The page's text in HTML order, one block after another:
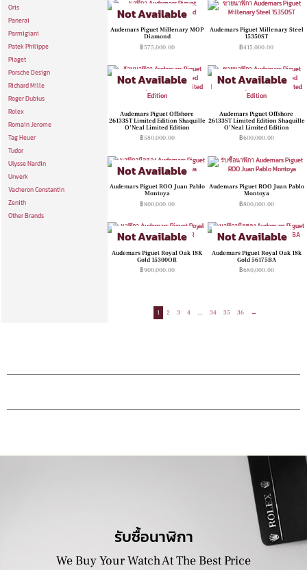
Oris
Panerai
Parmigiani
Patek Philippe
Piaget
Porsche Design
Richard Mille
Roger Dubius
Rolex
Romain Jerome
Tag Heuer
Tudor
Ulysse Nardin
Urwerk
Vacheron Constantin
Zenith
Other Brands
Not Available
Audemars Piguet Millenary MOP
Diamond
฿575,000.00
Audemars Piguet Millenary Steel
15350ST
฿415,000.00
Not Available
Audemars Piguet Offshore
26133ST Limited Edition Shaquille
O’Neal Limited Edition
฿580,000.00
Not Available
Audemars Piguet Offshore
26133ST Limited Edition Shaquille
O’Neal Limited Edition
฿600,000.00
Not Available
Audemars Piguet ROO Juan Pablo
Montoya
฿800,000.00
Audemars Piguet ROO Juan Pablo
Montoya
฿800,000.00
Not Available
Audemars Piguet Royal Oak 18K
Gold 15300OR
฿900,000.00
Not Available
Audemars Piguet Royal Oak 18k
Gold 56175BA
฿680,000.00
1 2 3 4 … 34 35 36 →
รับซื้อนาฬิกา
We Buy Your Watch At The Best Price